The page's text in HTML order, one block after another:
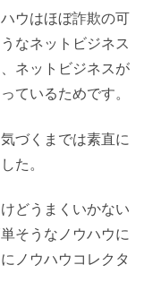
ウはほぼ詐欺の可
なネットビジネス
ネットビジネスが
ているためです。
づくまでは素直に
た。
どうまくいかない
そうなノウハウに
ノウハウコレクタ